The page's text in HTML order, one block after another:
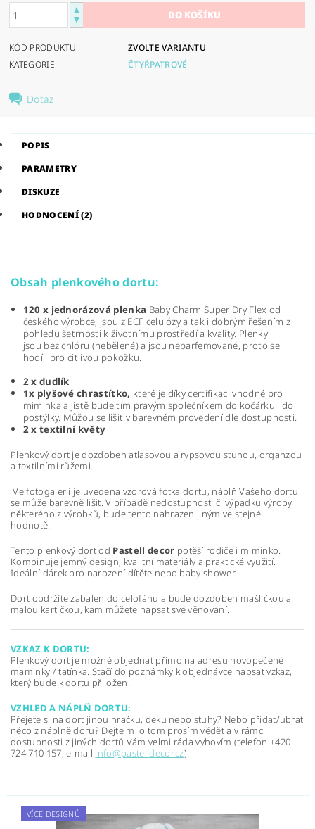
KÓD PRODUKTU
ZVOLTE VARIANTU
KATEGORIE
ČTYŘPATROVÉ
Dotaz
POPIS
PARAMETRY
DISKUZE
HODNOCENÍ (2)
Obsah plenkového dortu:
120 x jednorázová plenka Baby Charm Super Dry Flex od
českého výrobce, jsou z ECF celulózy a tak i dobrým řešením z
pohledu šetrnosti k životnímu prostředí a kvality. Plenky
jsou bez chlóru (nebělené) a jsou neparfemované, proto se
hodí i pro citlivou pokožku.
2 x dudlík
1x plyšové chrastítko, které je díky certifikaci vhodné pro
miminka a jistě bude tím pravým společníkem do kočárku i do
postýlky. Můžou se lišit v barevném provedení dle dostupnosti.
2 x textilní květy
Plenkový dort je dozdoben atlasovou a rypsovou stuhou, organzou
a textilními růžemi.
Ve fotogalerii je uvedena vzorová fotka dortu, náplň Vašeho dortu
se může barevně lišit. V případě nedostupnosti či výpadku výroby
některého z výrobků, bude tento nahrazen jiným ve stejné
hodnotě.
Tento plenkový dort od Pastell decor potěší rodiče i miminko.
Kombinuje jemný design, kvalitní materiály a praktické využití.
Ideální dárek pro narození dítěte nebo baby shower.
Dort obdržíte zabalen do celofánu a bude dozdoben mašličkou a
malou kartičkou, kam můžete napsat své věnování.
VZKAZ K DORTU:
Plenkový dort je možné objednat přímo na adresu novopečené
maminky / tatínka. Stačí do poznámky k objednávce napsat vzkaz,
který bude k dortu přiložen.
VZHLED A NÁPLŇ DORTU:
Přejete si na dort jinou hračku, deku nebo stuhy? Nebo přidat/ubrat
něco z náplně doru? Dejte mi o tom prosím vědět a v rámci
dostupnosti z jiných dortů Vám velmi ráda vyhovím (telefon +420
724 710 157, e-mail info@pastelldecor.cz).
VÍCE DESIGNŮ